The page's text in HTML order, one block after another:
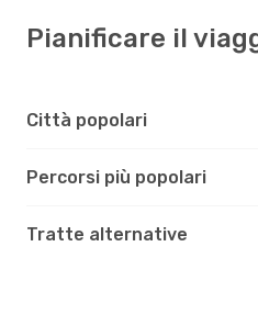
Pianificare il
Città popolari
Percorsi più popolari
Tratte alternative